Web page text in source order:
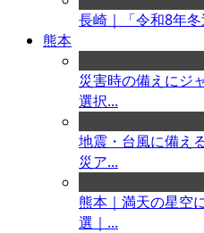
長崎｜「令和8年
熊本
災害時の備えにジ
選択...
地震・台風に備え
災ア...
熊本｜満天の星空
選｜...